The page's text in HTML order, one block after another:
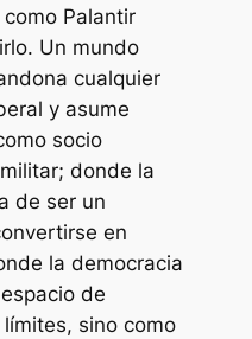
Palantir
Un mundo
cualquier
y asume
socio
donde la
de ser un
en
la democracia
de
sino como